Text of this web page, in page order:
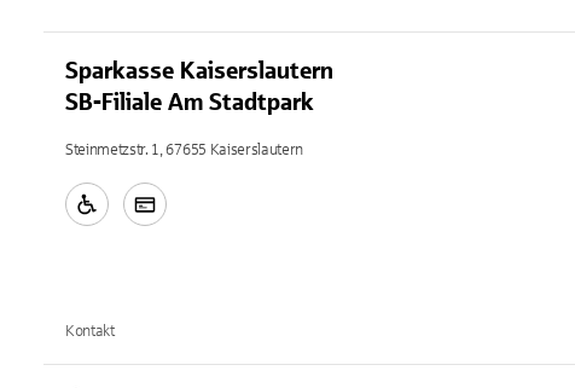
Sparkasse Kaiserslautern
SB-Filiale Am Stadtpark
Steinmetzstr. 1, 67655 Kaiserslautern
Kontakt